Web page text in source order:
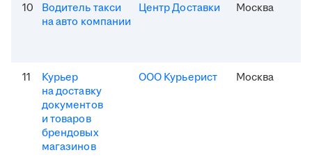
10
Водитель такси
на авто компании
Центр Доставки Москва
11
Курьер
на доставку
документов
и товаров
брендовых
магазинов
ООО Курьерист Москва